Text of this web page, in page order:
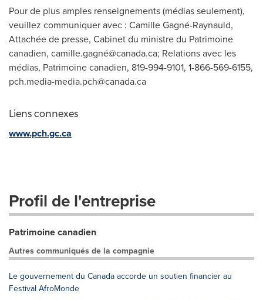
Pour de plus amples renseignements (médias seulement),
veuillez communiquer avec : Camille Gagné-Raynauld,
Attachée de presse, Cabinet du ministre du Patrimoine
canadien, camille.gagné@canada.ca; Relations avec les
médias, Patrimoine canadien, 819-994-9101, 1-866-569-6155,
pch.media-media.pch@canada.ca
Liens connexes
www.pch.gc.ca
Profil de l'entreprise
Patrimoine canadien
Autres communiqués de la compagnie
Le gouvernement du Canada accorde un soutien financier au
Festival AfroMonde